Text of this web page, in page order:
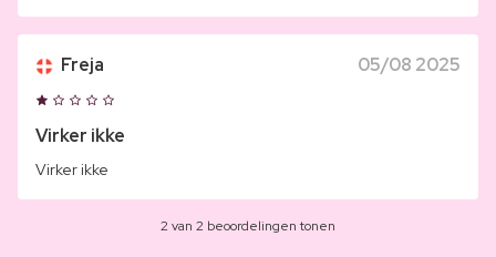
Freja 05/08 2025
Virker ikke
Virker ikke
2 van 2 beoordelingen tonen